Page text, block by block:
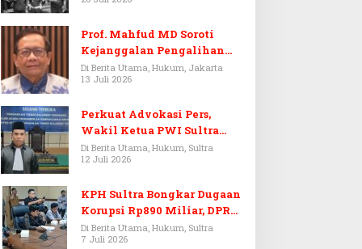
Prof. Mahfud MD Soroti
Kejanggalan Pengalihan
Penyelidikan Tersangka
Febrie Adriansyah
Di Berita Utama, Hukum, Jakarta
13 Juli 2026
Perkuat Advokasi Pers,
Wakil Ketua PWI Sultra
Resmi Dilantik Menjadi
Advokat PERADI
Di Berita Utama, Hukum, Sultra
12 Juli 2026
KPH Sultra Bongkar Dugaan
Korupsi Rp890 Miliar, DPRD
Sultra Gelar RDP
Di Berita Utama, Hukum, Sultra
7 Juli 2026